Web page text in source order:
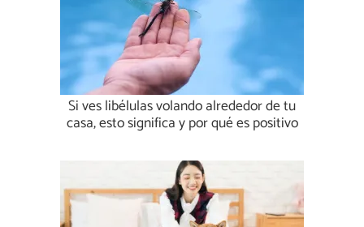
Si ves libélulas volando alrededor de tu
casa, esto significa y por qué es positivo